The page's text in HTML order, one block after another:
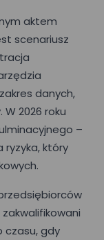
aktem
scenariusz
danych,
2026 roku
–
który
czasu, gdy